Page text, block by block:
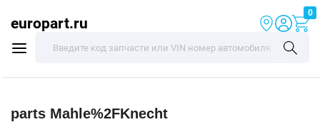
europart.ru
0
parts Mahle%2FKnecht